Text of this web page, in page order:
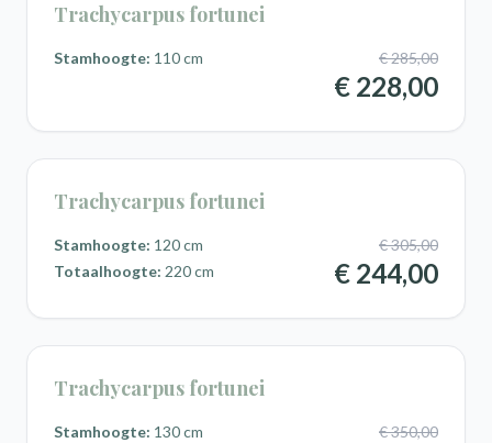
Trachycarpus fortunei
Stamhoogte: 110 cm € 285,00
€ 228,00
Trachycarpus fortunei
Stamhoogte: 120 cm
Totaalhoogte: 220 cm
€ 305,00
€ 244,00
Trachycarpus fortunei
Stamhoogte: 130 cm
€ 350,00